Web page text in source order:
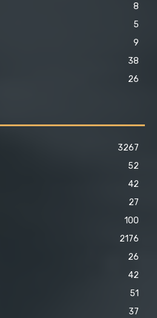
8
5
9
38
26
3267
52
42
27
100
2176
26
42
51
37